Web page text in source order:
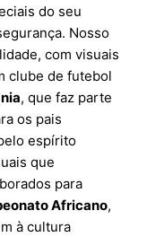
do seu
Nosso
com visuais
clube de futebol
, que faz parte
os pais
espírito
que
para
Africano,
à cultura